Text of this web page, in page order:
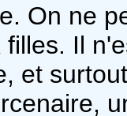
On ne
Il
et